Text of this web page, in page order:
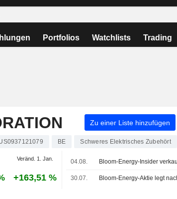
Portfolios Watchlists Trading
Zu einer Liste hinzufügen
BE Schweres Elektrisches Zubehört
Veränd. 1. Jan.
+163,51 %
04.08.
30.07.